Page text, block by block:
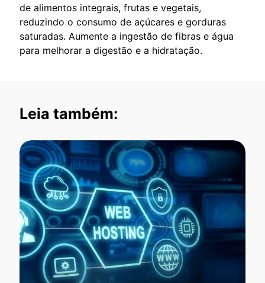
de alimentos integrais, frutas e vegetais,
reduzindo o consumo de açúcares e gorduras
saturadas. Aumente a ingestão de fibras e água
para melhorar a digestão e a hidratação.
Leia também: